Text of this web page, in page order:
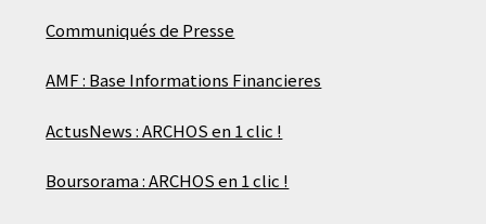
Communiqués de Presse
AMF : Base Informations Financieres
ActusNews : ARCHOS en 1 clic !
Boursorama : ARCHOS en 1 clic !